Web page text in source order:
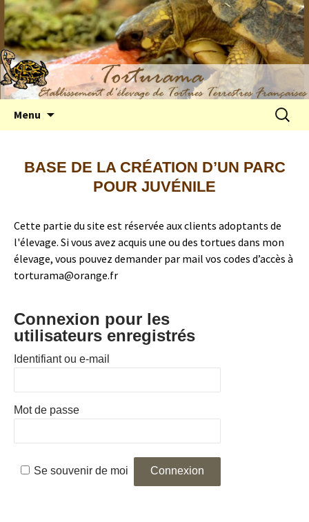
Elevage de tortues terrestres françaises
Hermann
Menu
BASE DE LA CRÉATION D’UN PARC
POUR JUVÉNILE
Cette partie du site est réservée aux clients adoptants de
l'élevage. Si vous avez acquis une ou des tortues dans mon
élevage, vous pouvez demander par mail vos codes d’accès à
torturama@orange.fr
Connexion pour les
utilisateurs enregistrés
Identifiant ou e-mail
Mot de passe
Se souvenir de moi